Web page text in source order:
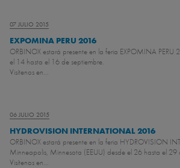
07 JULIO 2015
EXPOMINA PERU 2016
ORBINOX estará presente en la feria EXPOMINA PERU
el 14 hasta el 16 de septiembre.
Visítenos en...
06 JULIO 2015
HYDROVISION INTERNATIONAL 2016
ORBINOX estará presente en la feria HYDROVISION
Minneapolis, Minnesota (EEUU) desde el 26 hasta el 29
Visítenos en...